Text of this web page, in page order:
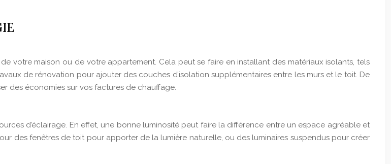
votre maison ou de votre appartement. Cela peut se faire en installant des matériaux isolants, tels
de rénovation pour ajouter des couches d’isolation supplémentaires entre les murs et le toit. De
des économies sur vos factures de chauffage.
d’éclairage. En effet, une bonne luminosité peut faire la différence entre un espace agréable et
des fenêtres de toit pour apporter de la lumière naturelle, ou des luminaires suspendus pour créer